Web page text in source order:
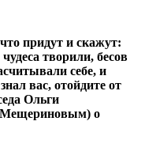
придут и скажут:
творили, бесов
себе, и
вас, отойдите от
Ольги
о